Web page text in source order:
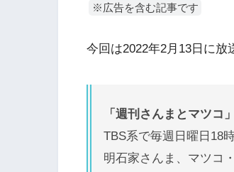
※広告を含む記事です
今回は2022年2月13日に放
「週刊さんまとマツコ」
TBS系で毎週日曜日18
明石家さんま、マツコ